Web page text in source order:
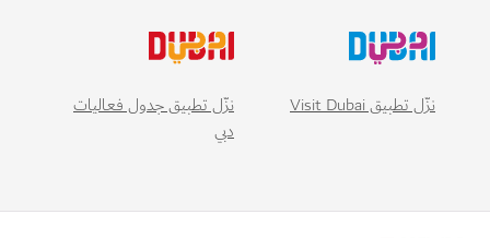
نزّل تطبيق Visit Dubai
نزّل تطبيق جدول فعاليات